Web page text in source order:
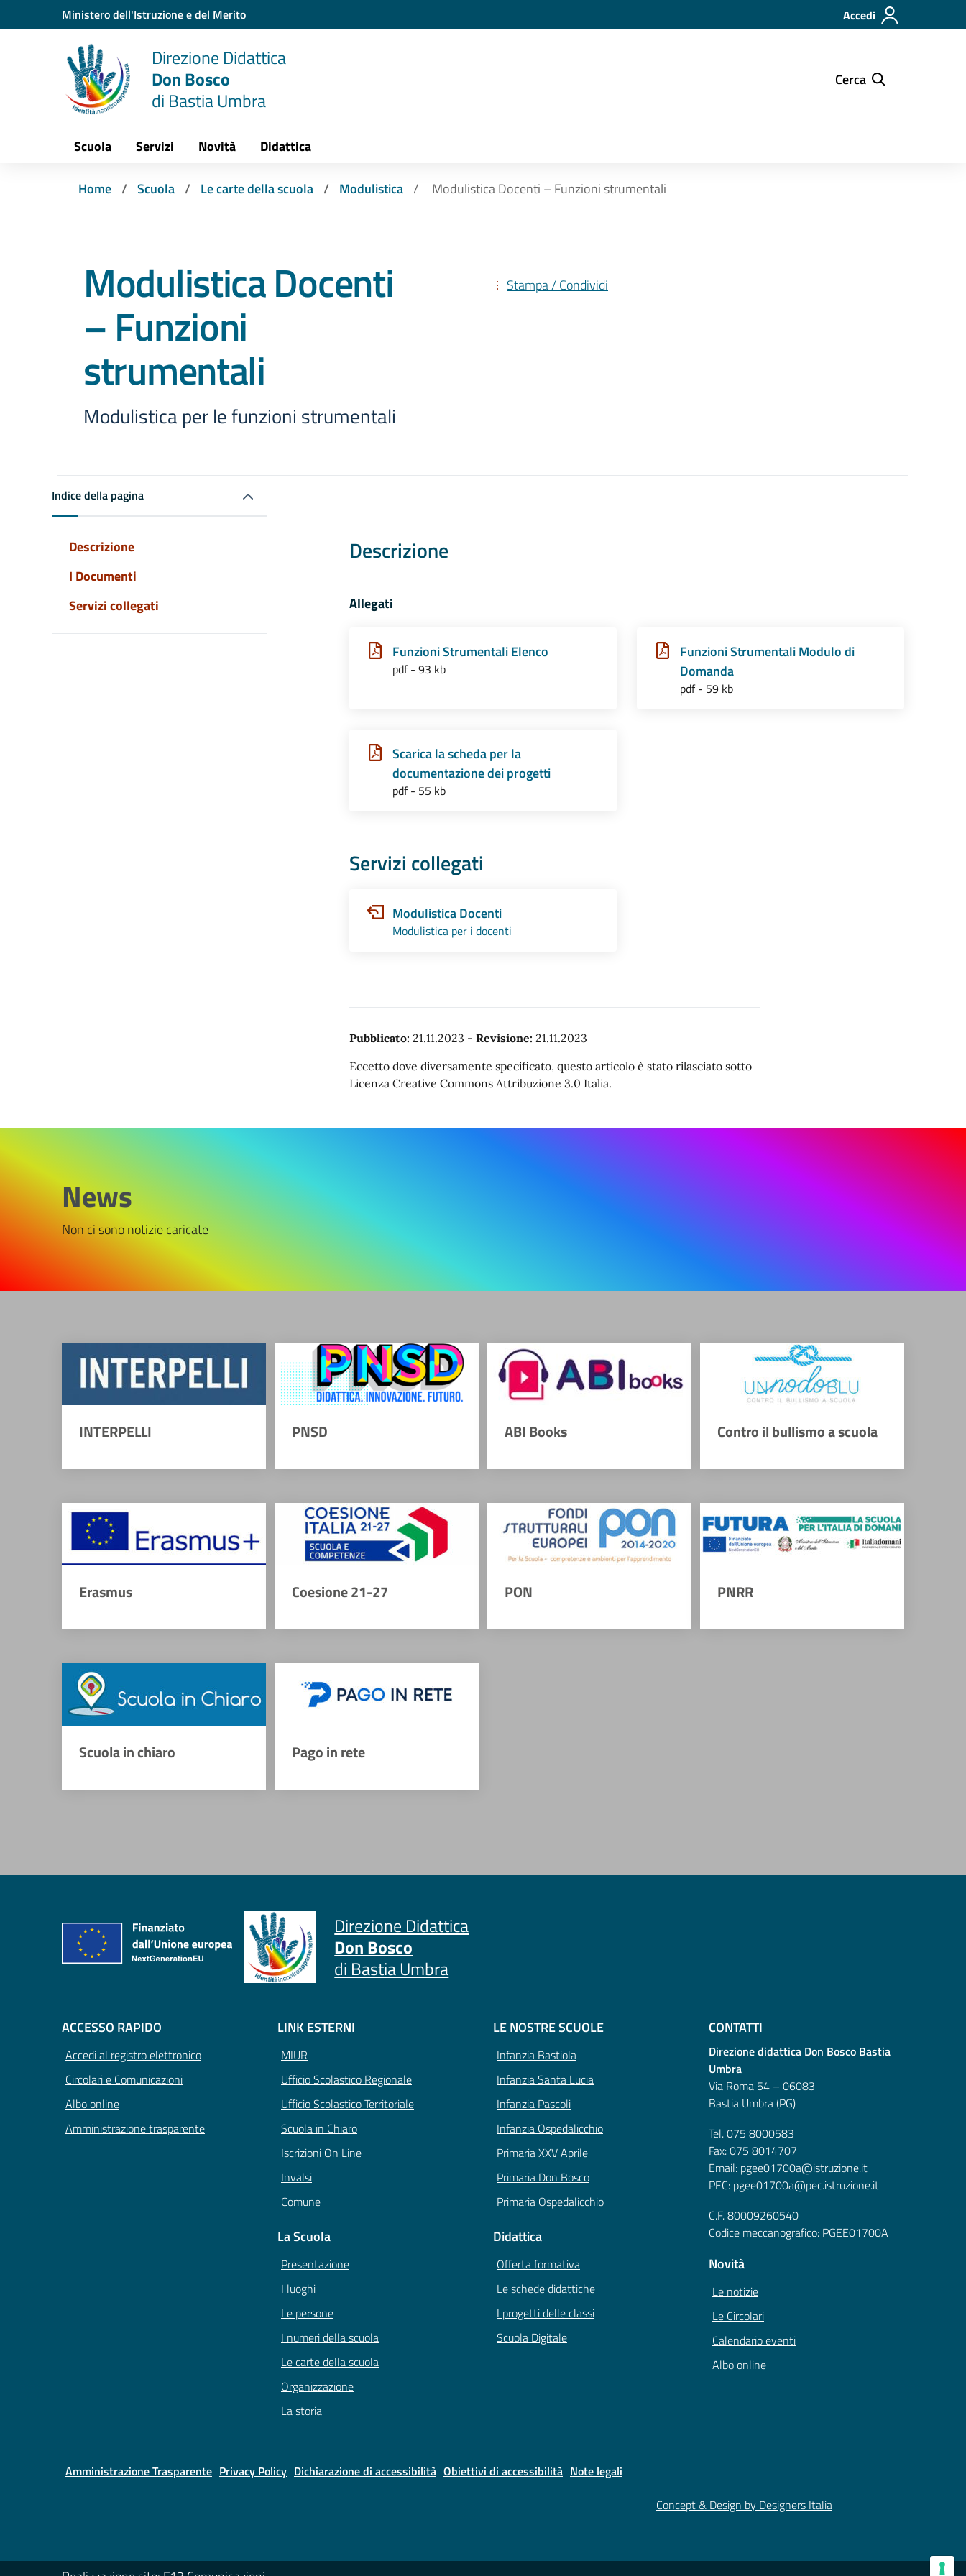
Vai ai contenuti
Vai al menu di navigazione
Ministero dell'Istruzione e del Merito Accedi
Direzione Didattica
Don Bosco
di Bastia Umbra
Cerca
Scuola Servizi Novità Didattica
Home Scuola Le carte della scuola Modulistica Modulistica Docenti – Funzioni strumentali
Modulistica Docenti
– Funzioni
strumentali
Modulistica per le funzioni strumentali
Stampa / Condividi
Indice della pagina
Descrizione
I Documenti
Servizi collegati
Descrizione
Allegati
Funzioni Strumentali Elenco
pdf - 93 kb
Funzioni Strumentali Modulo di
Domanda
pdf - 59 kb
Scarica la scheda per la
documentazione dei progetti
pdf - 55 kb
Servizi collegati
Modulistica Docenti
Modulistica per i docenti
Pubblicato: 21.11.2023 - Revisione: 21.11.2023
Eccetto dove diversamente specificato, questo articolo è stato rilasciato sotto
Licenza Creative Commons Attribuzione 3.0 Italia.
News
Non ci sono notizie caricate
INTERPELLI PNSD ABI Books Contro il bullismo a scuola
Erasmus Coesione 21-27 PON PNRR
Scuola in chiaro Pago in rete
Direzione Didattica
Don Bosco
di Bastia Umbra
ACCESSO RAPIDO
Accedi al registro elettronico
Circolari e Comunicazioni
Albo online
Amministrazione trasparente
LINK ESTERNI
MIUR
Ufficio Scolastico Regionale
Ufficio Scolastico Territoriale
Scuola in Chiaro
Iscrizioni On Line
Invalsi
Comune
La Scuola
Presentazione
I luoghi
Le persone
I numeri della scuola
Le carte della scuola
Organizzazione
La storia
LE NOSTRE SCUOLE
Infanzia Bastiola
Infanzia Santa Lucia
Infanzia Pascoli
Infanzia Ospedalicchio
Primaria XXV Aprile
Primaria Don Bosco
Primaria Ospedalicchio
Didattica
Offerta formativa
Le schede didattiche
I progetti delle classi
Scuola Digitale
CONTATTI
Direzione didattica Don Bosco Bastia
Umbra
Via Roma 54 – 06083
Bastia Umbra (PG)
Tel. 075 8000583
Fax: 075 8014707
Email: pgee01700a@istruzione.it
PEC: pgee01700a@pec.istruzione.it
C.F. 80009260540
Codice meccanografico: PGEE01700A
Novità
Le notizie
Le Circolari
Calendario eventi
Albo online
Amministrazione Trasparente Privacy Policy Dichiarazione di accessibilità Obiettivi di accessibilità Note legali
Concept & Design by Designers Italia